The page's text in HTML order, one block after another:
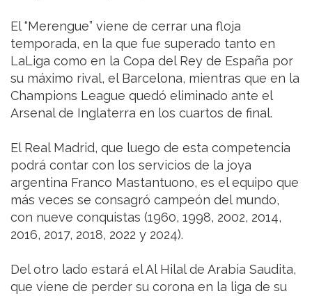
El “Merengue” viene de cerrar una floja
temporada, en la que fue superado tanto en
LaLiga como en la Copa del Rey de España por
su máximo rival, el Barcelona, mientras que en la
Champions League quedó eliminado ante el
Arsenal de Inglaterra en los cuartos de final.
El Real Madrid, que luego de esta competencia
podrá contar con los servicios de la joya
argentina Franco Mastantuono, es el equipo que
más veces se consagró campeón del mundo,
con nueve conquistas (1960, 1998, 2002, 2014,
2016, 2017, 2018, 2022 y 2024).
Del otro lado estará el Al Hilal de Arabia Saudita,
que viene de perder su corona en la liga de su